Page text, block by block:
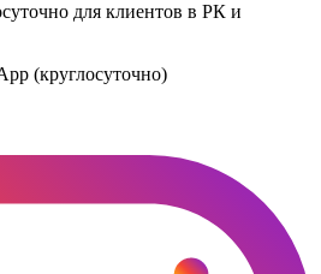
для клиентов в РК и
(круглосуточно)